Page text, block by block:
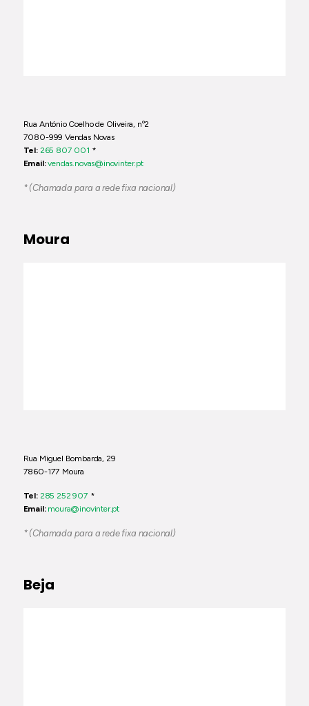
Rua António Coelho de Oliveira, nº2
7080-999 Vendas Novas
Tel: 265 807 001 *
Email: vendas.novas@inovinter.pt
* (Chamada para a rede fixa nacional)
Moura
Rua Miguel Bombarda, 29
7860-177 Moura
Tel: 285 252 907 *
Email: moura@inovinter.pt
* (Chamada para a rede fixa nacional)
Beja